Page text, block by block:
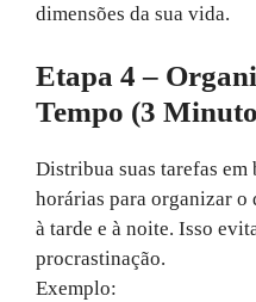
dimensões da sua vida.
Etapa 4 –
Tempo (3
Distribua suas tarefas em
horárias para organizar o
à tarde e à noite. Isso
procrastinação.
Exemplo: